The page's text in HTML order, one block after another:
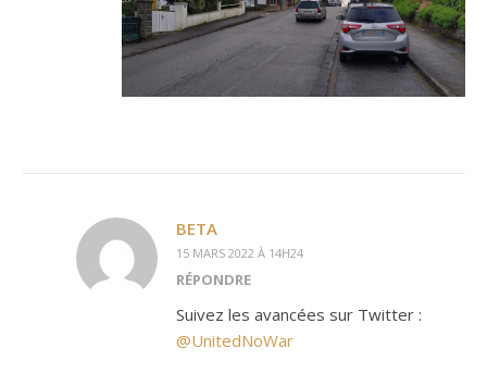
BETA
15 MARS 2022 À 14H24
RÉPONDRE
Suivez les avancées sur Twitter :
@UnitedNoWar